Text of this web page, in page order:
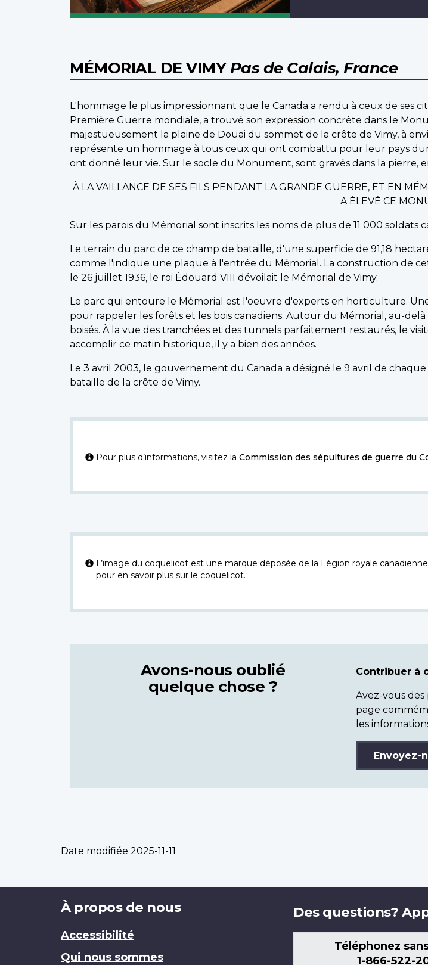
MÉMORIAL DE VIMY Pas de Calais, France
L'hommage le plus impressionnant que le Canada a rendu à ceux de ses
Première Guerre mondiale, a trouvé son expression concrète dans le
majestueusement la plaine de Douai du sommet de la crête de Vimy, à
représente un hommage à tous ceux qui ont combattu pour leur pays
ont donné leur vie. Sur le socle du Monument, sont gravés dans la pierre,
À LA VAILLANCE DE SES FILS PENDANT LA GRANDE GUERRE, ET EN
A ÉLEVÉ CE
Sur les parois du Mémorial sont inscrits les noms de plus de 11 000
Le terrain du parc de ce champ de bataille, d'une superficie de 91,18
comme l'indique une plaque à l'entrée du Mémorial. La construction de
le 26 juillet 1936, le roi Édouard VIII dévoilait le Mémorial de Vimy.
Le parc qui entoure le Mémorial est l'oeuvre d'experts en horticulture.
pour rappeler les forêts et les bois canadiens. Autour du Mémorial, au-
boisés. À la vue des tranchées et des tunnels parfaitement restaurés, le
accomplir ce matin historique, il y a bien des années.
Le 3 avril 2003, le gouvernement du Canada a désigné le 9 avril de
bataille de la crête de Vimy.
Pour plus d’informations, visitez la Commission des sépultures de guerre du
L’image du coquelicot est une marque déposée de la Légion royale
pour en savoir plus sur le coquelicot.
Avons-nous oublié
quelque chose ?
Contribuer à
Avez-vous
page
les
Envoyez-
Date modifiée 2025-11-11
Brand
À propos de nous
Accessibilité
Qui nous sommes
Des questions?
Téléphonez
1-866-522-